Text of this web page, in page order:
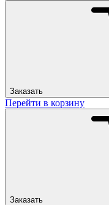
Заказать
Перейти в корзину
Заказать